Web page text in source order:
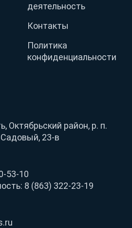
Октябрьский район, р. п.
23-в
53-10
8 (863) 322-23-19
деятельность
Контакты
Политика
конфиденциальности